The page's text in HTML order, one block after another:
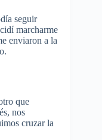
seguir
marcharme
enviaron a la
que
nos
cruzar la